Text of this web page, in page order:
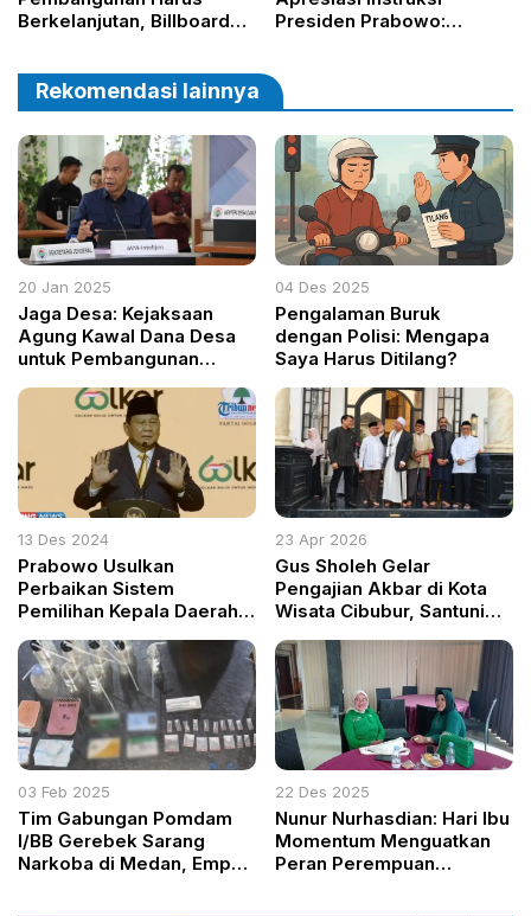
Berkelanjutan, Billboard
Presiden Prabowo:
Pesantren
Rekomendasi lainnya
20 Jan 2025
Jaga Desa: Kejaksaan
Agung Kawal Dana Desa
untuk Pembangunan
04 Des 2025
Pengalaman Buruk
dengan Polisi: Mengapa
Saya Harus Ditilang?
13 Des 2024
Prabowo Usulkan
Perbaikan Sistem
Pemilihan Kepala Daerah,
Anggaran Negara
23 Apr 2026
Gus Sholeh Gelar
Pengajian Akbar di Kota
Wisata Cibubur, Santuni
Wujud Amanah Ilahi
03 Feb 2025
Tim Gabungan Pomdam
I/BB Gerebek Sarang
Narkoba di Medan, Empat
22 Des 2025
Nunur Nurhasdian: Hari Ibu
Momentum Menguatkan
Peran Perempuan